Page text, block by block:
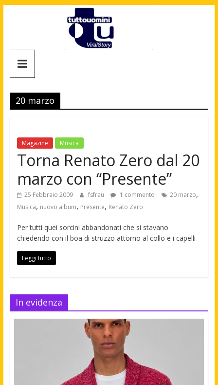
Tuttouomini
Tv,
Cinema,
news
moda
maschile
20 marzo
Magazine Musica
Torna Renato Zero dal 20
marzo con “Presente”
25 Febbraio 2009 fsfrau 1 commento 20 marzo,
Musica, nuovo album, Presente, Renato Zero
Per tutti quei sorcini abbandonati che si stavano
chiedendo con il boa di struzzo attorno al collo e i capelli
Leggi tutto
In evidenza